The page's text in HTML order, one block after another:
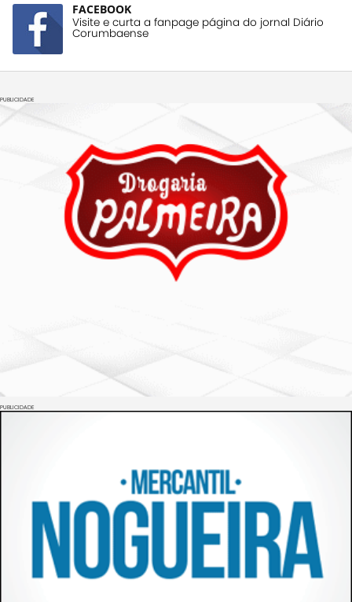
FACEBOOK
Visite e curta a fanpage página do jornal Diário
Corumbaense
PUBLICIDADE
PUBLICIDADE